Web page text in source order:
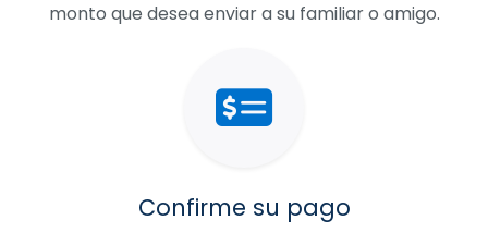
monto que desea enviar a su familiar o amigo.
Confirme su pago